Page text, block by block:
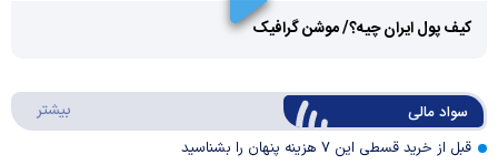
Video
کیف پول ایران چیه؟/ موشن گرافیک
سواد مالی بیشتر
قبل از خرید قسطی این ۷ هزینه پنهان را بشناسید